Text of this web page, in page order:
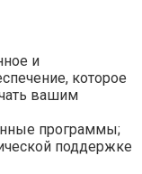
и
которое
вашим
программы;
поддержке